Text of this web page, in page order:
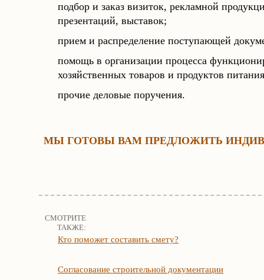
подбор и заказ визиток, рекламной
презентаций, выставок;
прием и распределение поступающей
помощь в организации процесса
хозяйственных товаров и продуктов
прочие деловые поручения.
МЫ ГОТОВЫ ВАМ ПРЕДЛОЖИТЬ
СМОТРИТЕ
ТАКЖЕ:
Кто поможет составить смету?
Согласование строительной документации